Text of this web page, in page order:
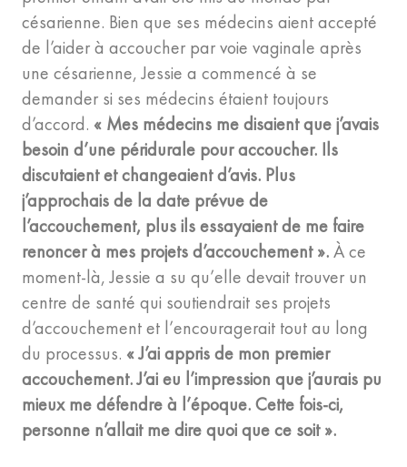
césarienne. Bien que ses médecins aient accepté
de l’aider à accoucher par voie vaginale après
une césarienne, Jessie a commencé à se
demander si ses médecins étaient toujours
d’accord. « Mes médecins me disaient que j’avais
besoin d’une péridurale pour accoucher. Ils
discutaient et changeaient d’avis. Plus
j’approchais de la date prévue de
l’accouchement, plus ils essayaient de me faire
renoncer à mes projets d’accouchement ».À ce
moment-là, Jessie a su qu’elle devait trouver un
centre de santé qui soutiendrait ses projets
d’accouchement et l’encouragerait tout au long
du processus. « J’ai appris de mon premier
accouchement. J’ai eu l’impression que j’aurais pu
mieux me défendre à l’époque. Cette fois-ci,
personne n’allait me dire quoi que ce soit ».